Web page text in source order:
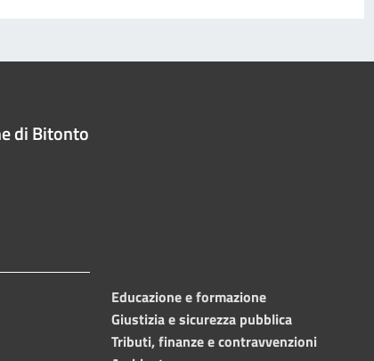
di Bitonto
Educazione e formazione
Giustizia e sicurezza pubblica
Tributi, finanze e contravvenzioni